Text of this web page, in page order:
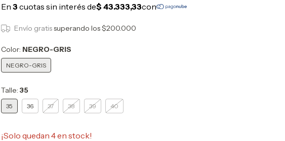
Envío gratissuperando los$200.000
Color: NEGRO-GRIS
NEGRO-GRIS
Talle: 35
35 36 37 38 39 40
¡Solo quedan 4en stock!